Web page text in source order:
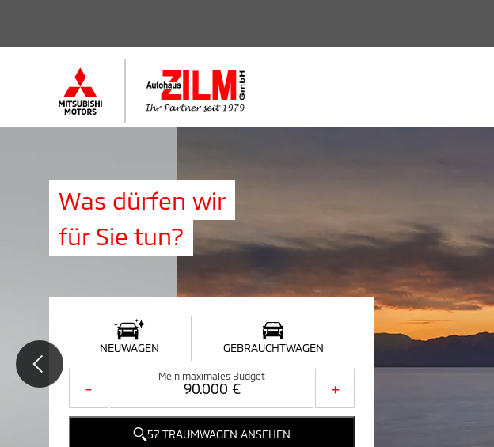
Was dürfen wir
für Sie tun?
NEUWAGEN GEBRAUCHTWAGEN
-
Mein maximales Budget
+
57 TRAUMWAGEN ANSEHEN